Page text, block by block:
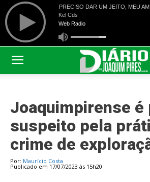
Joaquimpirense é
suspeito pela
crime de
Por: Maurício Costa
Publicado em 17/07/2023 às 15h20